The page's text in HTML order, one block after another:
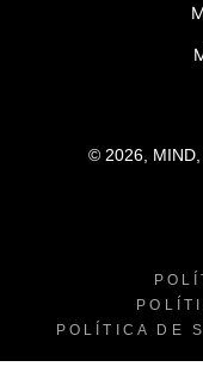
© 2026,
POLÍTICA DE